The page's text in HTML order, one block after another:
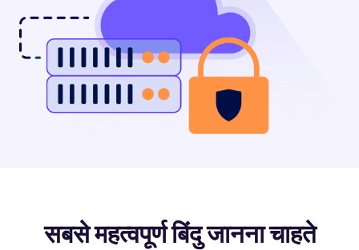
सबसे महत्वपूर्ण बिंदु जानना चाहते